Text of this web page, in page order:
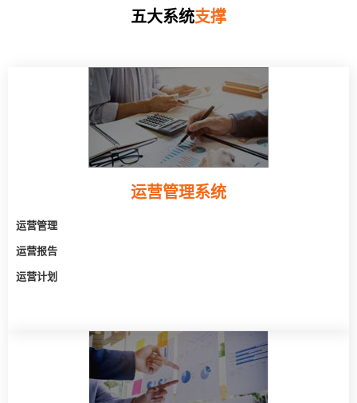
五大系统支撑
运营管理系统
运营管理
运营报告
运营计划